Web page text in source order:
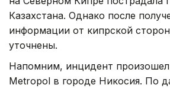
Казахстана. Однако после
информации от кипрской
уточнены.
Напомним, инцидент произошел
Metropol в городе Никосия. По